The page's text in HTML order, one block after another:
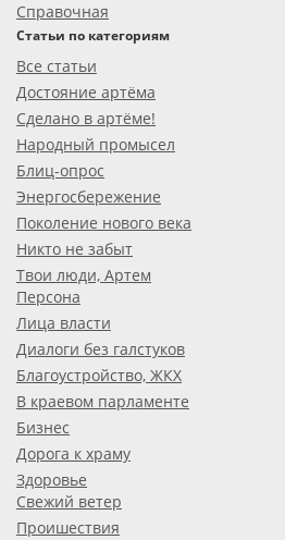
Справочная
Статьи по категориям
Все статьи
Достояние артёма
Сделано в артёме!
Народный промысел
Блиц-опрос
Энергосбережение
Поколение нового века
Никто не забыт
Твои люди, Артем
Персона
Лица власти
Диалоги без галстуков
Благоустройство, ЖКХ
В краевом парламенте
Бизнес
Дорога к храму
Здоровье
Свежий ветер
Проишествия